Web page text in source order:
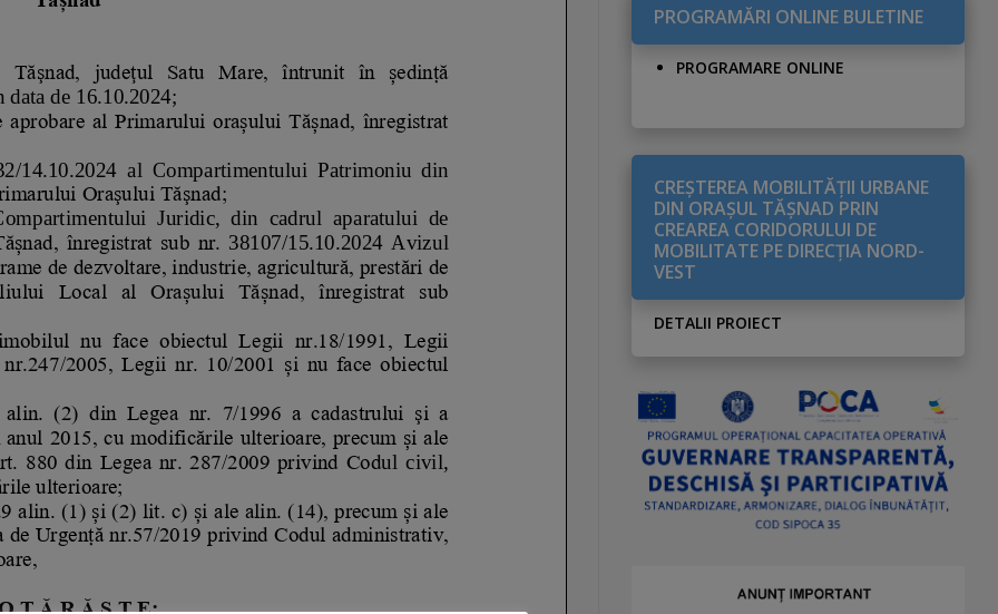
PROGRAMĂRI ONLINE BULETINE
PROGRAMARE ONLINE
CREŞTEREA MOBILITĂŢII URBANE
DIN ORAŞUL TĂŞNAD PRIN
CREAREA CORIDORULUI DE
MOBILITATE PE DIRECŢIA NORD-
VEST
DETALII PROIECT